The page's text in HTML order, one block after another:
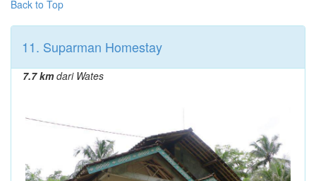
Back to Top
11. Suparman Homestay
7.7 kmdari Wates